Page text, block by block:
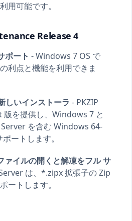
用可能です。
Release 4
ポート - Windows 7 OS で
利点と機能を利用できま
しいインストーラ - PKZIP
を提供し、Windows 7 と
を含む Windows 64-
ートします。
ァイルの開くと解凍をフル サ
は、*.zipx 拡張子の Zip
ートします。